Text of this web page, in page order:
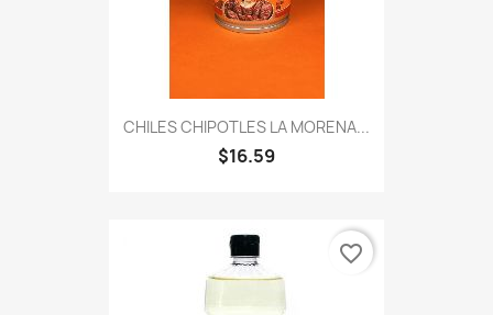
CHILES CHIPOTLES LA MORENA...
$16.59
favorite_border